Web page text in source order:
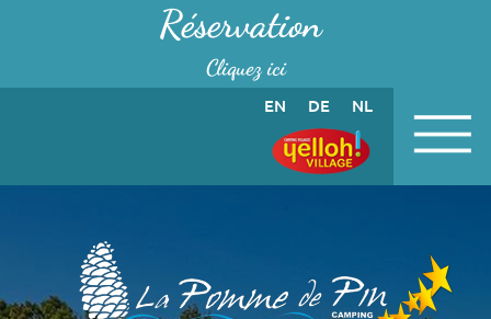
Panneau de gestion des cookiesRéservation
Cliquez ici
EN DE NL